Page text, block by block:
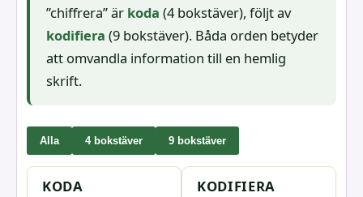
”chiffrera” är koda (4 bokstäver), följt av
kodifiera (9 bokstäver). Båda orden betyder
att omvandla information till en hemlig
skrift.
Alla 4 bokstäver 9 bokstäver
KODA KODIFIERA